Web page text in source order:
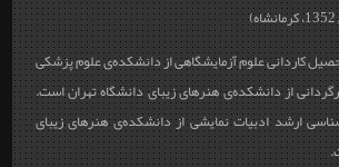
کاردانی علوم آزمایشگاهی از دانشکده‌ی علوم پزشکی
از دانشکده‌ی ‏هنرهای زیبای دانشگاه تهران است.
ارشد ادبیات نمایشی از دانشکده‌ی هنرهای زیبای